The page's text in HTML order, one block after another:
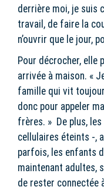
derrière moi, je suis
travail, de faire la
n’ouvrir que le jour,
Pour décrocher, elle
arrivée à maison. «
famille qui vit
donc pour appeler
frères. » De plus,
cellulaires éteints -,
parfois, les enfants
maintenant adultes,
de rester